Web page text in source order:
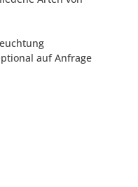
auf Anfrage